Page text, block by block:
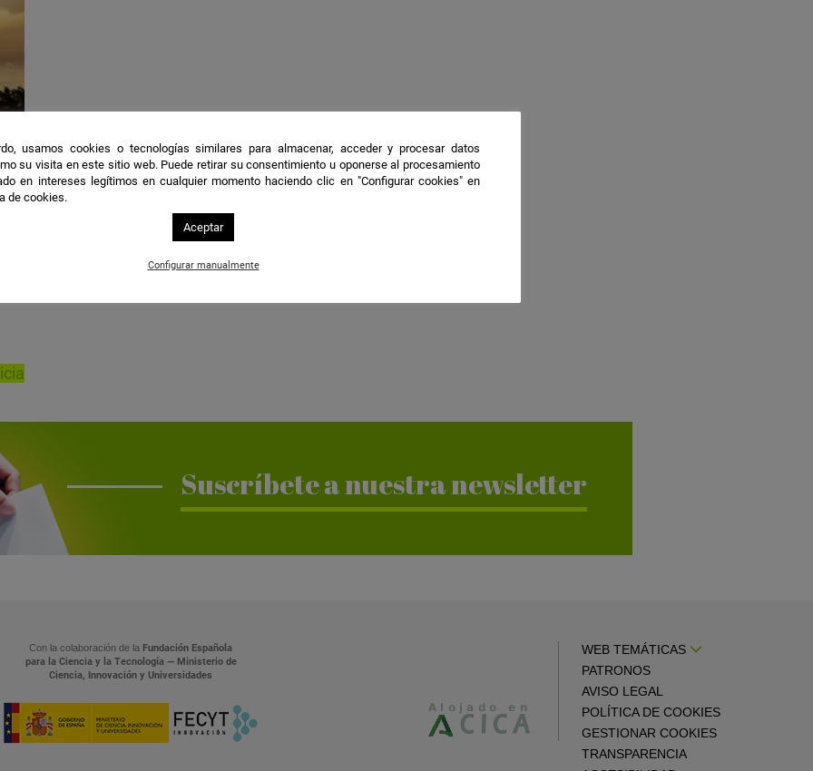
Suscríbete a nuestra newsletter
Con la colaboración de la Fundación Española
para la Ciencia y la Tecnología — Ministerio de
Ciencia, Innovación y Universidades
WEB TEMÁTICAS
PATRONOS
AVISO LEGAL
POLÍTICA DE COOKIES
GESTIONAR COOKIES
TRANSPARENCIA
usamos cookies o tecnologías similares para almacenar, acceder y procesar datos
su visita en este sitio web. Puede retirar su consentimiento u oponerse al procesamiento
en intereses legítimos en cualquier momento haciendo clic en "Configurar cookies" en
de cookies.
Aceptar
Configurar manualmente